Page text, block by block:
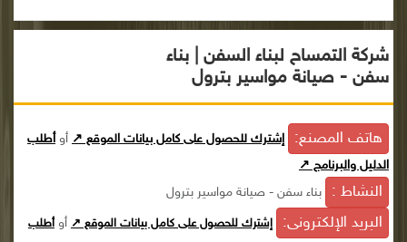
شركة التمساح لبناء السفن | بناء
سفن - صيانة مواسير بترول
هاتف المصنع: إشترك للحصول على كامل بيانات الموقع ↗ أوأطلب
الدليل والبرنامج ↗
النشاط : بناء سفن - صيانة مواسير بترول
البريد الإلكترونى: إشترك للحصول على كامل بيانات الموقع ↗ أوأطلب